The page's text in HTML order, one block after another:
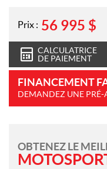
Prix : 56 995 $
CALCULATRICE
DE PAIEMENT
FINANCEMENT
DEMANDEZ UNE PRÉ-
OBTENEZ LE